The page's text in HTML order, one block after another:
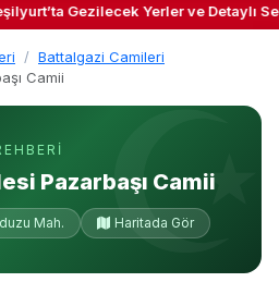
Gezilecek Yerler ve Detaylı
Battalgazi Camileri
Camii
Pazarbaşı Camii
Mah. Haritada Gör